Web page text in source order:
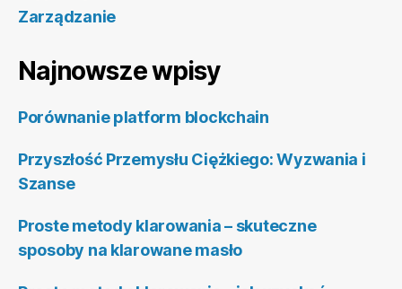
Zarządzanie
Najnowsze wpisy
Porównanie platform blockchain
Przyszłość Przemysłu Ciężkiego: Wyzwania i
Szanse
Proste metody klarowania – skuteczne
sposoby na klarowane masło